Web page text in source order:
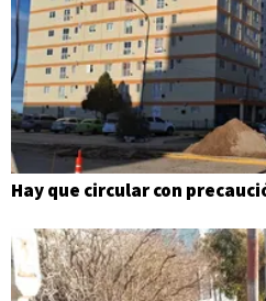
Hay que circular con